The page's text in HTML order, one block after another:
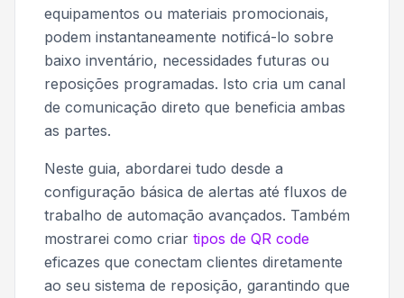
equipamentos ou materiais promocionais,
podem instantaneamente notificá-lo sobre
baixo inventário, necessidades futuras ou
reposições programadas. Isto cria um canal
de comunicação direto que beneficia ambas
as partes.
Neste guia, abordarei tudo desde a
configuração básica de alertas até fluxos de
trabalho de automação avançados. Também
mostrarei como criar tipos de QR code
eficazes que conectam clientes diretamente
ao seu sistema de reposição, garantindo que